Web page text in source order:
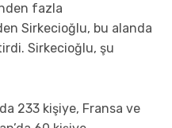
fazla
Sirkecioğlu, bu alanda
Sirkecioğlu, şu
233 kişiye, Fransa ve